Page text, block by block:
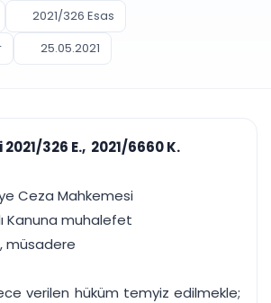
& TAKİP
Takip
ve görev
kaçırmayın
takibi
uca yönetim
inceleyin Ücretsiz Başlayın
2021/326 Esas
25.05.2021
326 E., 2021/6660 K.
Ceza Mahkemesi
Kanuna muhalefet
müsadere
verilen hüküm temyiz edilmekle;